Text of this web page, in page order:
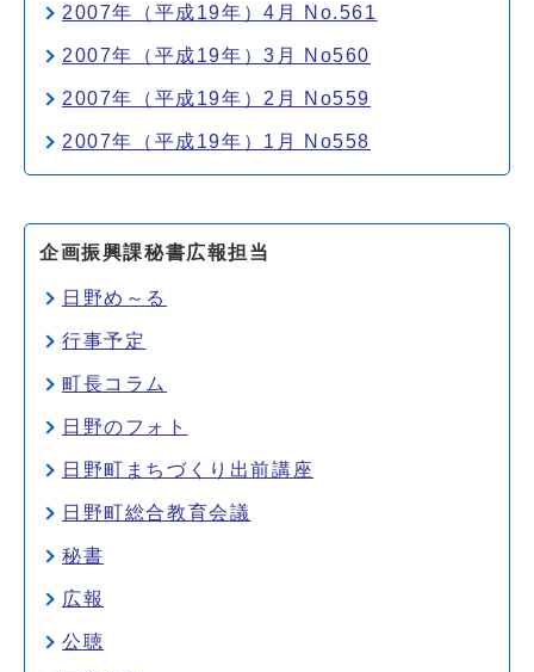
2007年（平成19年）4月 No.561
2007年（平成19年）3月 No560
2007年（平成19年）2月 No559
2007年（平成19年）1月 No558
企画振興課秘書広報担当
日野め～る
行事予定
町長コラム
日野のフォト
日野町まちづくり出前講座
日野町総合教育会議
秘書
広報
公聴